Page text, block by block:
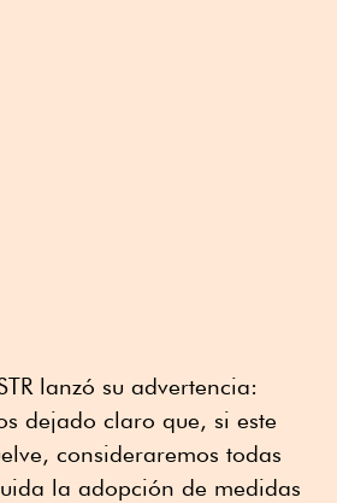
lanzó su advertencia:
dejado claro que, si este
consideraremos todas
la adopción de medidas